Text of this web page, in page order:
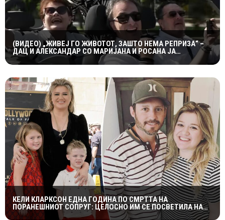
(ВИДЕО) „ЖИВЕЈ ГО ЖИВОТОТ, ЗАШТО НЕМА РЕПРИЗА“ –
ДАЦ И АЛЕКСАНДАР СО МАРИЈАНА И РОСАНА ЈА
ПРЕТСТАВИЈА „ЗАСЕКОГАШ МЛАДИ“
КЕЛИ КЛАРКСОН ЕДНА ГОДИНА ПО СМРТТА НА
ПОРАНЕШНИОТ СОПРУГ: ЦЕЛОСНО ИМ СЕ ПОСВЕТИЛА НА
ДЕЦАТА ВО НАЈТЕШКИОТ ПЕРИОД